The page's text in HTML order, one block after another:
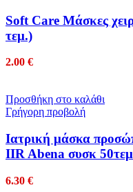
Soft Care Μάσκες
τεμ.)
2.00 €
Προσθήκη στο καλάθι
Γρήγορη προβολή
Ιατρική μάσκα
IIR Abena συσκ 50τεμ
6.30 €